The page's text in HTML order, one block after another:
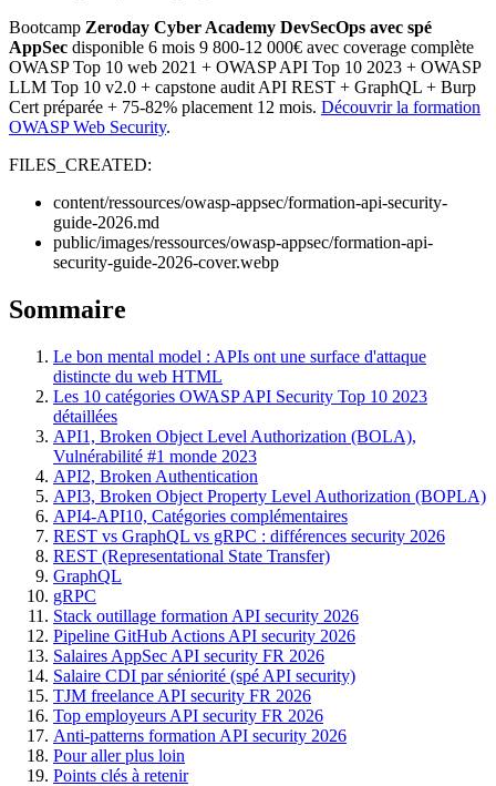
Bootcamp Zeroday Cyber Academy DevSecOps avec spé
AppSec disponible 6 mois 9 800-12 000€ avec coverage complète
OWASP Top 10 web 2021 + OWASP API Top 10 2023 + OWASP
LLM Top 10 v2.0 + capstone audit API REST + GraphQL + Burp
Cert préparée + 75-82% placement 12 mois. Découvrir la formation
OWASP Web Security.
FILES_CREATED:
content/ressources/owasp-appsec/formation-api-security-
guide-2026.md
public/images/ressources/owasp-appsec/formation-api-
security-guide-2026-cover.webp
Sommaire
Le bon mental model : APIs ont une surface d'attaque
distincte du web HTML
Les 10 catégories OWASP API Security Top 10 2023
détaillées
API1, Broken Object Level Authorization (BOLA),
Vulnérabilité #1 monde 2023
API2, Broken Authentication
API3, Broken Object Property Level Authorization (BOPLA)
API4-API10, Catégories complémentaires
REST vs GraphQL vs gRPC : différences security 2026
REST (Representational State Transfer)
GraphQL
gRPC
Stack outillage formation API security 2026
Pipeline GitHub Actions API security 2026
Salaires AppSec API security FR 2026
Salaire CDI par séniorité (spé API security)
TJM freelance API security FR 2026
Top employeurs API security FR 2026
Anti-patterns formation API security 2026
Pour aller plus loin
Points clés à retenir